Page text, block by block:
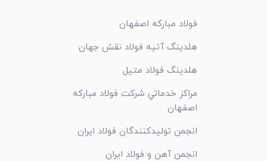
فولاد مبارکه اصفهان
هلدینگ آتیه فولاد نقش جهان
هلدینگ فولاد متیل
مراکز خدماتي شرکت فولاد مبارکه
اصفهان
انجمن تولیدکنندگان فولاد ایران
انجمن آهن و فولاد ایران